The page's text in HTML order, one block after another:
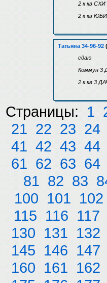
2 к кв СХИ
2 к кв
Татьяна 34-96-92
сдаю
Коммун 3
2 к кв 3
Страницы: 1
21 22 23 24
41 42 43 44
61 62 63 64
81 82 83
100 101 102
115 116 117
130 131 132
145 146 147
160 161 162